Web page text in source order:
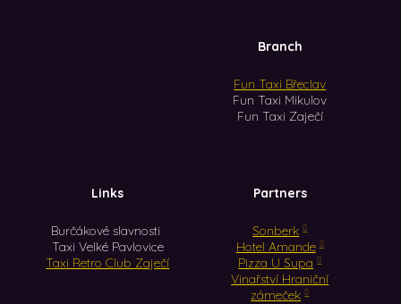
Branch
Fun Taxi Břeclav
Fun Taxi Mikulov
Fun Taxi Zaječí
Links
Burčákové slavnosti
Taxi Velké Pavlovice
Taxi Retro Club Zaječí
Partners
Sonberk
Hotel Amande
Pizza U Supa
Vinařství Hraniční
zámeček